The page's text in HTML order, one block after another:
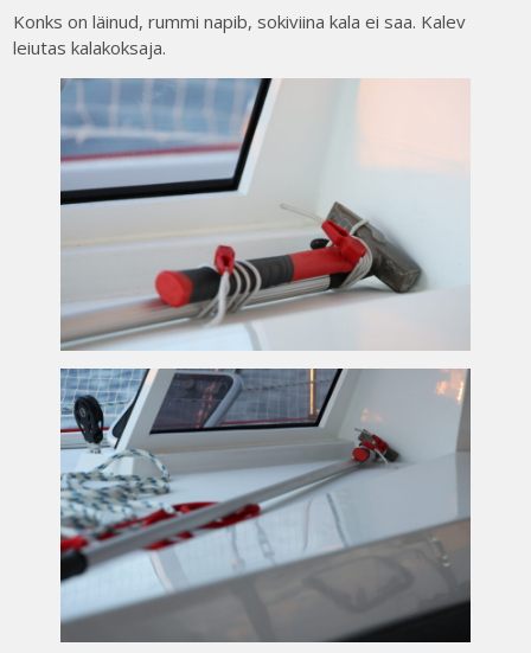
Konks on läinud, rummi napib, sokiviina kala ei saa. Kalev
leiutas kalakoksaja.